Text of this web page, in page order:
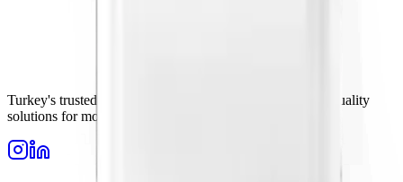
Turkey's trusted fertilizer manufacturer since 2006. High-quality
solutions for modern agriculture needs.